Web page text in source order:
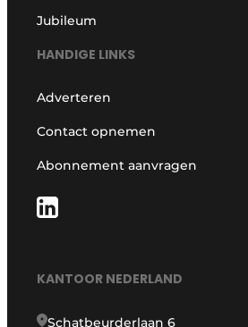
Jubileum
HANDIGE LINKS
Adverteren
Contact opnemen
Abonnement aanvragen
KANTOOR NEDERLAND
Schatbeurderlaan 6